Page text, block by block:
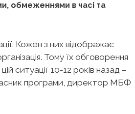
обмеженнями в часі та
Кожен з них відображає
Тому їх обговорення
ситуації 10-12 років назад –
програми, директор МБФ